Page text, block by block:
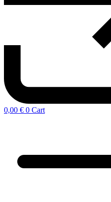
0,00 € 0 Cart